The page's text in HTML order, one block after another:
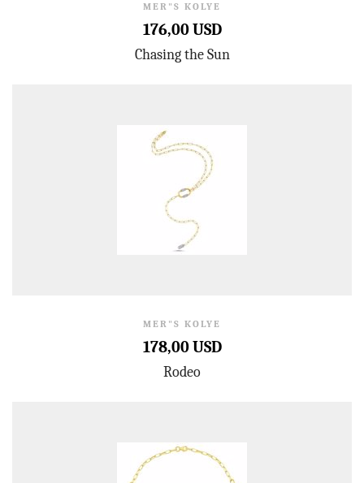
MER"S KOLYE
176,00 USD
Chasing the Sun
MER"S KOLYE
178,00 USD
Rodeo